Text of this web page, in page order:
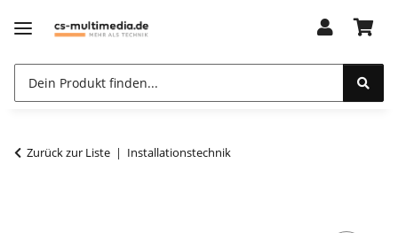
Zurück zur Liste Installationstechnik